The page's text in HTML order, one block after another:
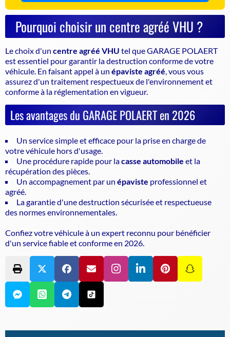
Pourquoi choisir un centre agréé VHU ?
Le choix d'un centre agréé VHU tel que GARAGE POLAERT
est essentiel pour garantir ladestruction conforme de votre
véhicule . En faisant appel à un épaviste agréé , vous vous
assurez d'un traitement respectueux de l'environnement et
conforme à la réglementation en vigueur.
Les avantages du GARAGE POLAERT en 2026
Un service simple et efficace pour la prise en charge de
votre véhicule hors d'usage.
Une procédure rapide pour lacasse automobile et la
récupération des pièces.
Un accompagnement par un épaviste professionnel et
agréé.
La garantie d'une destruction sécurisée et respectueuse
des normes environnementales.
Confiez votre véhicule à un expert reconnu pour bénéficier
d'un service fiable et conforme en 2026.